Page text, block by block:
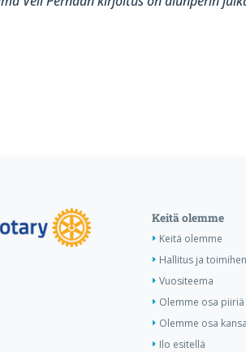
Keitä olemme
Keitä olemme
Hallitus ja
Vuositeema
Olemme osa piiriä
Olemme osa
Ilo esitellä